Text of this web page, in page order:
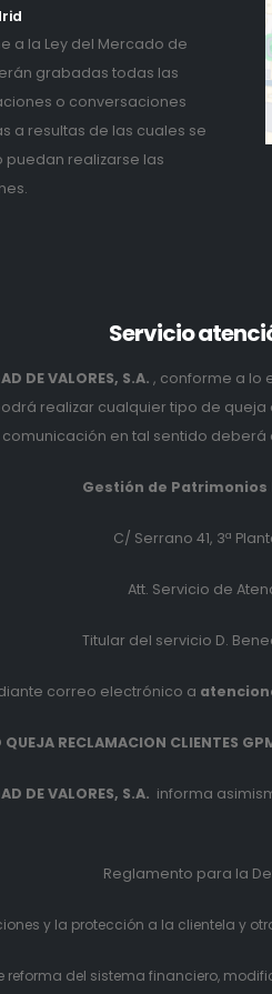
a la Ley del Mercado de
grabadas todas las
o conversaciones
a resultas de las cuales se
puedan realizarse las
Servicio
DE VALORES, S.A. , conforme a lo
realizar cualquier tipo de
en tal sentido
Gestión de Patrimonios
C/ Serrano 41, 3ª
Att. Servicio de
Titular del servicio D.
correo electrónico a
QUEJA RECLAMACION CLIENTES
DE VALORES, S.A. informa
Reglamento para la
y la protección a la clientela y
del sistema financiero,